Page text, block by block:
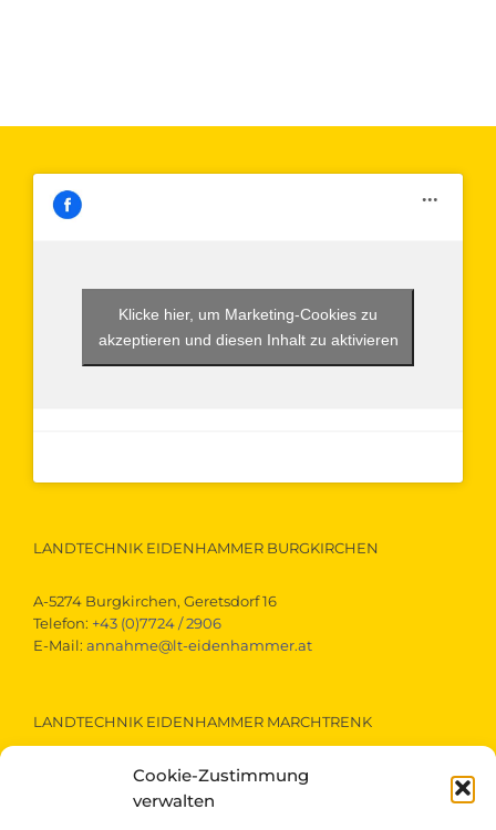
Cookie-Zustimmung
verwalten
Klicke hier, um Marketing-Cookies zu
akzeptieren und diesen Inhalt zu aktivieren
LANDTECHNIK EIDENHAMMER BURGKIRCHEN
A-5274 Burgkirchen, Geretsdorf 16
Telefon: +43 (0)7724 / 2906
E-Mail: annahme@lt-eidenhammer.at
LANDTECHNIK EIDENHAMMER MARCHTRENK
A-4614 Marchtrenk, Gewerbestraße 15
+43 (0)7243 / 52290